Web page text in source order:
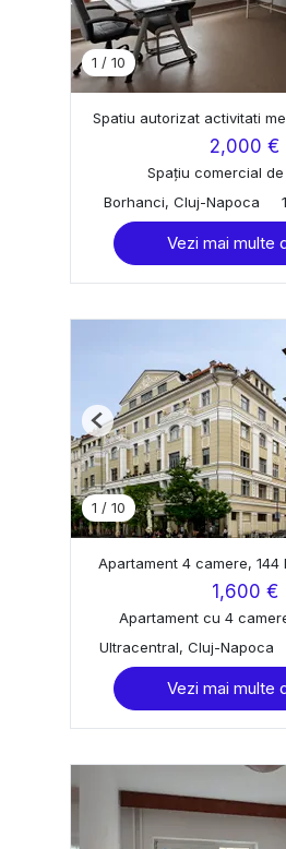
1 / 10
Spatiu autorizat activitati
2,000 €
Spațiu comercial
Borhanci, Cluj-Napoca
Vezi mai multe
1 / 10
Previous
Apartament 4 camere, 144
1,600 €
Apartament cu 4
Ultracentral, Cluj-Napoca
Vezi mai multe